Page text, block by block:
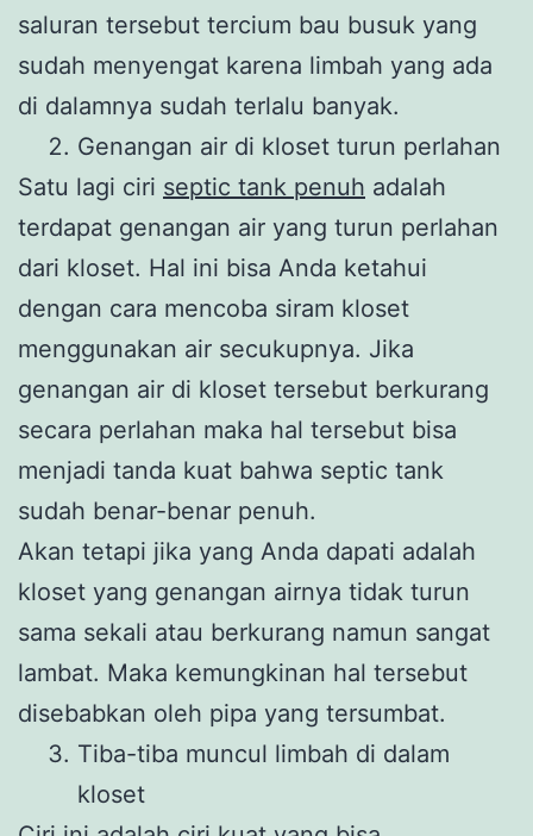
saluran tersebut tercium bau busuk yang
sudah menyengat karena limbah yang ada
di dalamnya sudah terlalu banyak.
Genangan air di kloset turun perlahan
Satu lagi ciri septic tank penuh adalah
terdapat genangan air yang turun perlahan
dari kloset. Hal ini bisa Anda ketahui
dengan cara mencoba siram kloset
menggunakan air secukupnya. Jika
genangan air di kloset tersebut berkurang
secara perlahan maka hal tersebut bisa
menjadi tanda kuat bahwa septic tank
sudah benar-benar penuh.
Akan tetapi jika yang Anda dapati adalah
kloset yang genangan airnya tidak turun
sama sekali atau berkurang namun sangat
lambat. Maka kemungkinan hal tersebut
disebabkan oleh pipa yang tersumbat.
Tiba-tiba muncul limbah di dalam
kloset